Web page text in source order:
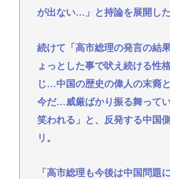
が出ない…」と持論を展開した
続けて「高市総理の発言の結
ょっとした事で吠え続ける性
じ…中国の歴史の偉人の末裔
今だ…威厳ばかり振る舞って
笑われる」と、反発する中国
リ。
「高市総理も今後は中国問題